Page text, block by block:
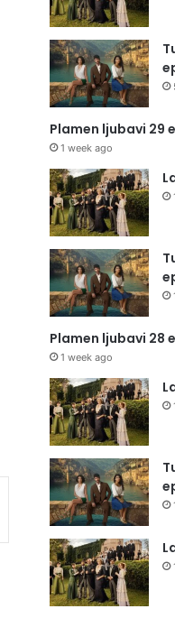
Plamen ljubavi 29
1 week ago
Plamen ljubavi 28
1 week ago